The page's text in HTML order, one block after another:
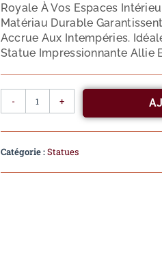
Royale À Vos Espaces
Matériau Durable
Accrue Aux Intempéries.
Statue Impressionnante Allie
- +
Catégorie :Statues